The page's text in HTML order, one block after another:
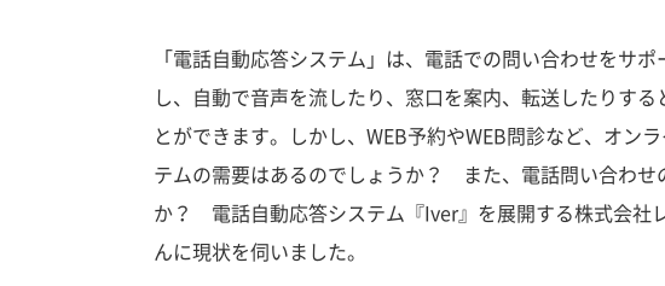
「電話自動応答システム」は、電話での問い合わせをサ
し、自動で音声を流したり、窓口を案内、転送したりす
とができます。しかし、WEB予約やWEB問診など、オン
テムの需要はあるのでしょうか？ また、電話問い合わせ
か？ 電話自動応答システム『Iver』を展開する株式会社
んに現状を伺いました。